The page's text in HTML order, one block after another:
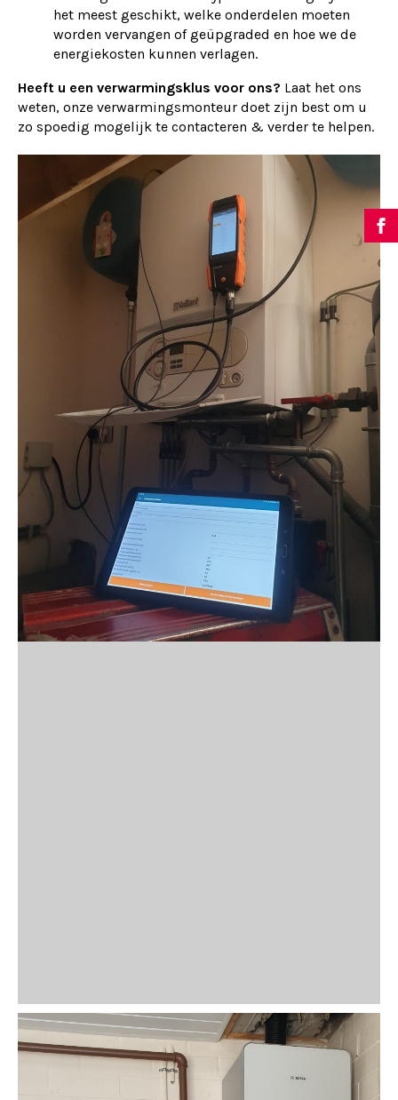
het meest geschikt, welke onderdelen moeten
worden vervangen of geüpgraded en hoe we de
energiekosten kunnen verlagen.
Heeft u een verwarmingsklus voor ons? Laat het ons
weten, onze verwarmingsmonteur doet zijn best om u
zo spoedig mogelijk te contacteren & verder te helpen.